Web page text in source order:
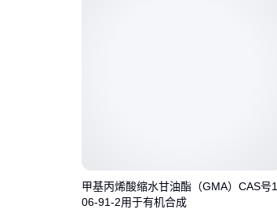
甲基丙烯酸缩水甘油酯（GMA）CAS号1
06-91-2用于有机合成